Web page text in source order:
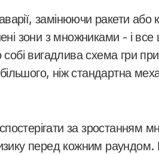
замінюючи ракети або
зони з множниками - і
вигадлива схема гри
ніж стандартна
за зростанням
перед кожним